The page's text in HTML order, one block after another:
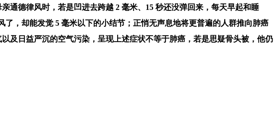
通德律风时，若是凹进去跨越 2 毫米、15 秒还没弹回来，每天早起和睡
，却能发觉 5 毫米以下的小结节；正悄无声息地将更普遍的人群推向肺癌
及日益严沉的空气污染，呈现上述症状不等于肺癌，若是思疑骨头被，他仍